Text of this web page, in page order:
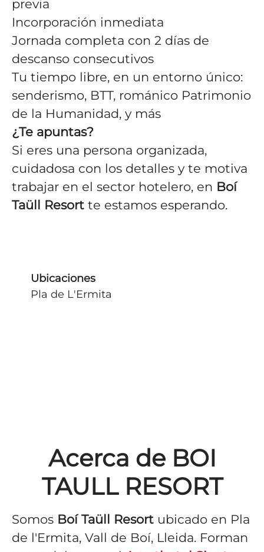
previa
Incorporación inmediata
Jornada completa con 2 días de
descanso consecutivos
Tu tiempo libre, en un entorno único:
senderismo, BTT, románico Patrimonio
de la Humanidad, y más
¿Te apuntas?
Si eres una persona organizada,
cuidadosa con los detalles y te motiva
trabajar en el sector hotelero, en Boí
Taüll Resort te estamos esperando.
Ubicaciones
Pla de L'Ermita
Acerca de BOI
TAULL RESORT
Somos Boí Taüll Resort ubicado en Pla
de l'Ermita, Vall de Boí, Lleida. Forman